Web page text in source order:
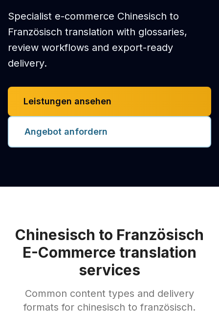
Specialist e-commerce Chinesisch to
Französisch translation with glossaries,
review workflows and export-ready
delivery.
Leistungen ansehen
Angebot anfordern
Chinesisch to Französisch
E-Commerce translation
services
Common content types and delivery
formats for chinesisch to französisch.